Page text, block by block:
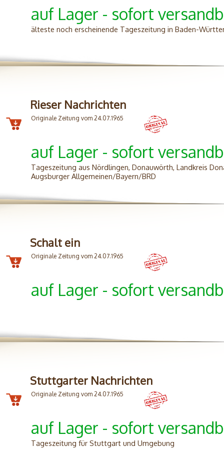
auf Lager - sofort
älteste noch erscheinende Tageszeitung in Baden-
Rieser Nachrichten
Originale Zeitung vom 24.07.1965
auf Lager - sofort
Tageszeitung aus Nördlingen, Donauwörth, Landkreis
Augsburger Allgemeinen/Bayern/BRD
Schalt ein
Originale Zeitung vom 24.07.1965
auf Lager - sofort
Stuttgarter Nachrichten
Originale Zeitung vom 24.07.1965
auf Lager - sofort
Tageszeitung für Stuttgart und Umgebung